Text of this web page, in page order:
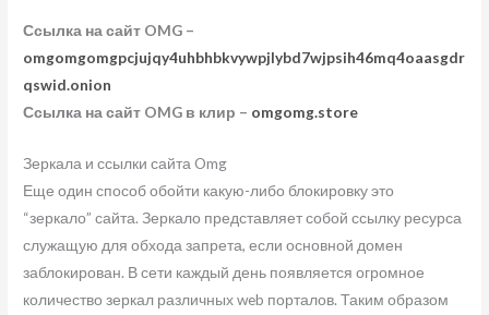
Ссылка на сайт OMG –
omgomgomgpcjujqy4uhbhbkvywpjlybd7wjpsih46mq4oaasgdr
qswid.onion
Ссылка на сайт OMG в клир – omgomg.store
Зеркала и ссылки сайта Omg
Еще один способ обойти какую-либо блокировку это
“зеркало” сайта. Зеркало представляет собой ссылку ресурса
служащую для обхода запрета, если основной домен
заблокирован. В сети каждый день появляется огромное
количество зеркал различных web порталов. Таким образом